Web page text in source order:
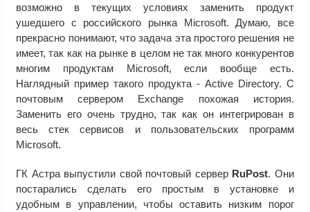
возможно в текущих условиях заменить продукт
ушедшего с российского рынка Microsoft. Думаю, все
прекрасно понимают, что задача эта простого решения не
имеет, так как на рынке в целом не так много конкурентов
многим продуктам Microsoft, если вообще есть.
Наглядный пример такого продукта - Active Directory. С
почтовым сервером Exchange похожая история.
Заменить его очень трудно, так как он интегрирован в
весь стек сервисов и пользовательских программ
Microsoft.
ГК Астра выпустили свой почтовый сервер RuPost. Они
постарались сделать его простым в установке и
удобным в управлении, чтобы оставить низким порог